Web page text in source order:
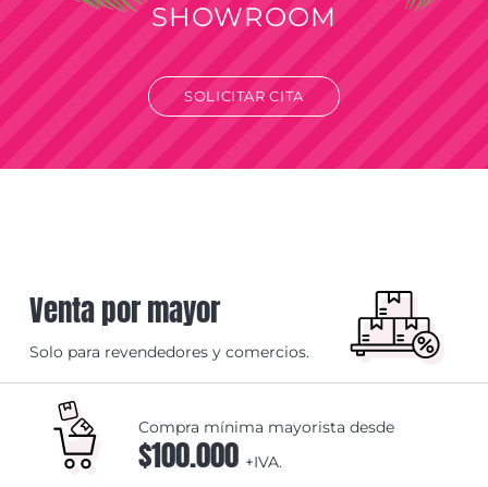
SHOWROOM
SOLICITAR CITA
Venta por mayor
Solo para revendedores y comercios.
Compra mínima mayorista desde
$100.000 +IVA.